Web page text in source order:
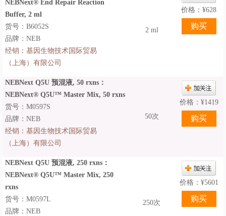
NEBNext® End Repair Reaction
Buffer, 2 ml
2 ml
价格： ¥628
货号：B6052S
品牌：NEB
经销： 基因生物技术国际贸易
（上海）有限公司
NEBNext Q5U 预混液, 50 rxns：
NEBNext® Q5U™ Master Mix, 50 rxns
50次
价格： ¥1419
货号：M0597S
品牌：NEB
经销： 基因生物技术国际贸易
（上海）有限公司
NEBNext Q5U 预混液, 250 rxns：
NEBNext® Q5U™ Master Mix, 250
rxns
250次
价格： ¥5601
货号：M0597L
品牌：NEB